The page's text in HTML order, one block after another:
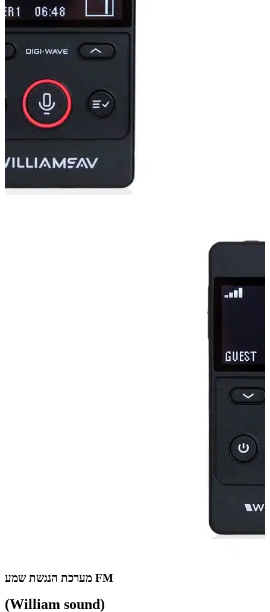
מערכת הנגשת שמע FM
(William sound)